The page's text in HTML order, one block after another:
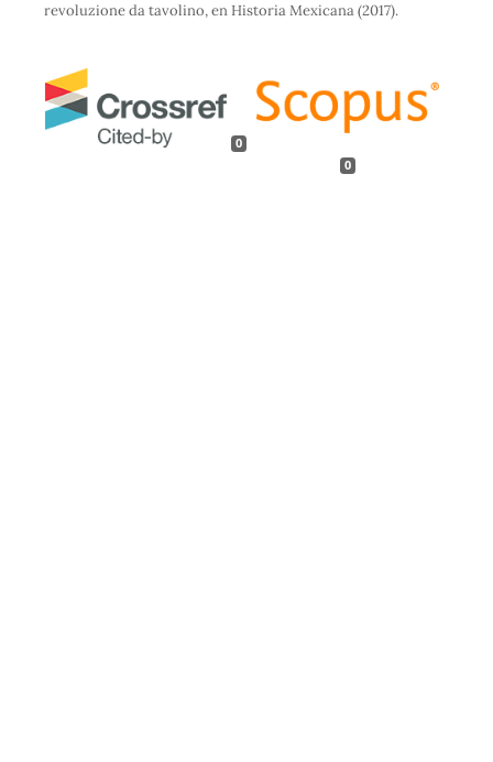
revoluzione da tavolino, en Historia Mexicana (2017).
0
0